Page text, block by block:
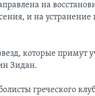
на
и на устранение
которые примут
Зидан.
греческого